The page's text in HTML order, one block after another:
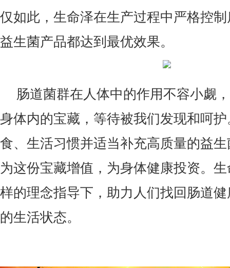
仅如此，生命泽在生产过程中严格控
益生菌产品都达到最优效果。
肠道菌群在人体中的作用不容小觑
身体内的宝藏，等待被我们发现和呵
食、生活习惯并适当补充高质量的益
为这份宝藏增值，为身体健康投资。
样的理念指导下，助力人们找回肠道
的生活状态。